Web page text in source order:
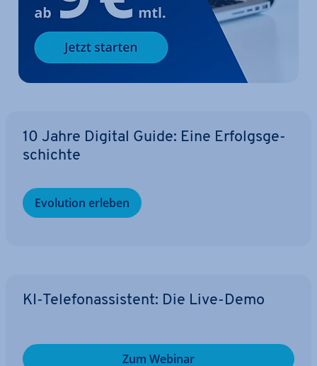
10 Jahre Digital Guide: Eine Er­folgs­ge­
schich­te
Evolution erleben
KI-Te­le­fon­as­sis­tent: Die Live-Demo
Zum Webinar